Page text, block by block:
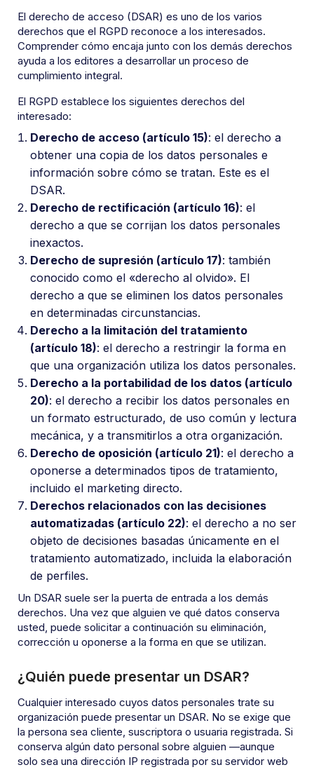
El derecho de acceso (DSAR) es uno de los varios
derechos que el RGPD reconoce a los interesados.
Comprender cómo encaja junto con los demás derechos
ayuda a los editores a desarrollar un proceso de
cumplimiento integral.
El RGPD establece los siguientes derechos del
interesado:
Derecho de acceso (artículo 15): el derecho a
obtener una copia de los datos personales e
información sobre cómo se tratan. Este es el
DSAR.
Derecho de rectificación (artículo 16): el
derecho a que se corrijan los datos personales
inexactos.
Derecho de supresión (artículo 17): también
conocido como el «derecho al olvido». El
derecho a que se eliminen los datos personales
en determinadas circunstancias.
Derecho a la limitación del tratamiento
(artículo 18): el derecho a restringir la forma en
que una organización utiliza los datos personales.
Derecho a la portabilidad de los datos (artículo
20): el derecho a recibir los datos personales en
un formato estructurado, de uso común y lectura
mecánica, y a transmitirlos a otra organización.
Derecho de oposición (artículo 21): el derecho a
oponerse a determinados tipos de tratamiento,
incluido el marketing directo.
Derechos relacionados con las decisiones
automatizadas (artículo 22): el derecho a no ser
objeto de decisiones basadas únicamente en el
tratamiento automatizado, incluida la elaboración
de perfiles.
Un DSAR suele ser la puerta de entrada a los demás
derechos. Una vez que alguien ve qué datos conserva
usted, puede solicitar a continuación su eliminación,
corrección u oponerse a la forma en que se utilizan.
¿Quién puede presentar un DSAR?
Cualquier interesado cuyos datos personales trate su
organización puede presentar un DSAR. No se exige que
la persona sea cliente, suscriptora o usuaria registrada. Si
conserva algún dato personal sobre alguien —aunque
solo sea una dirección IP registrada por su servidor web